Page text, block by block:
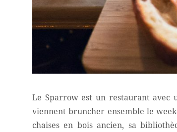
Le Sparrow est un restaurant avec
viennent bruncher ensemble le
chaises en bois ancien, sa